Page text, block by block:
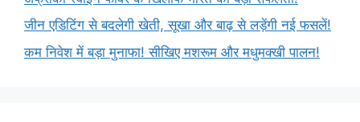
जीन एडिटिंग से बदलेगी खेती, सूखा और बाढ़ से लड़ेंगी नई फसलें!
कम निवेश में बड़ा मुनाफा! सीखिए मशरूम और मधुमक्खी पालन!